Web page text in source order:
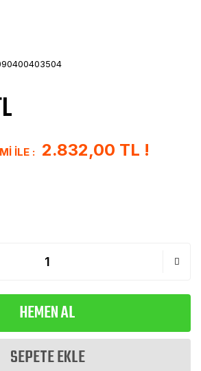
İLE : 2.832,00 TL !
HEMEN AL
SEPETE EKLE